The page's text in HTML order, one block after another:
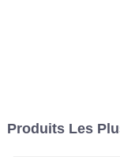
Produits Les